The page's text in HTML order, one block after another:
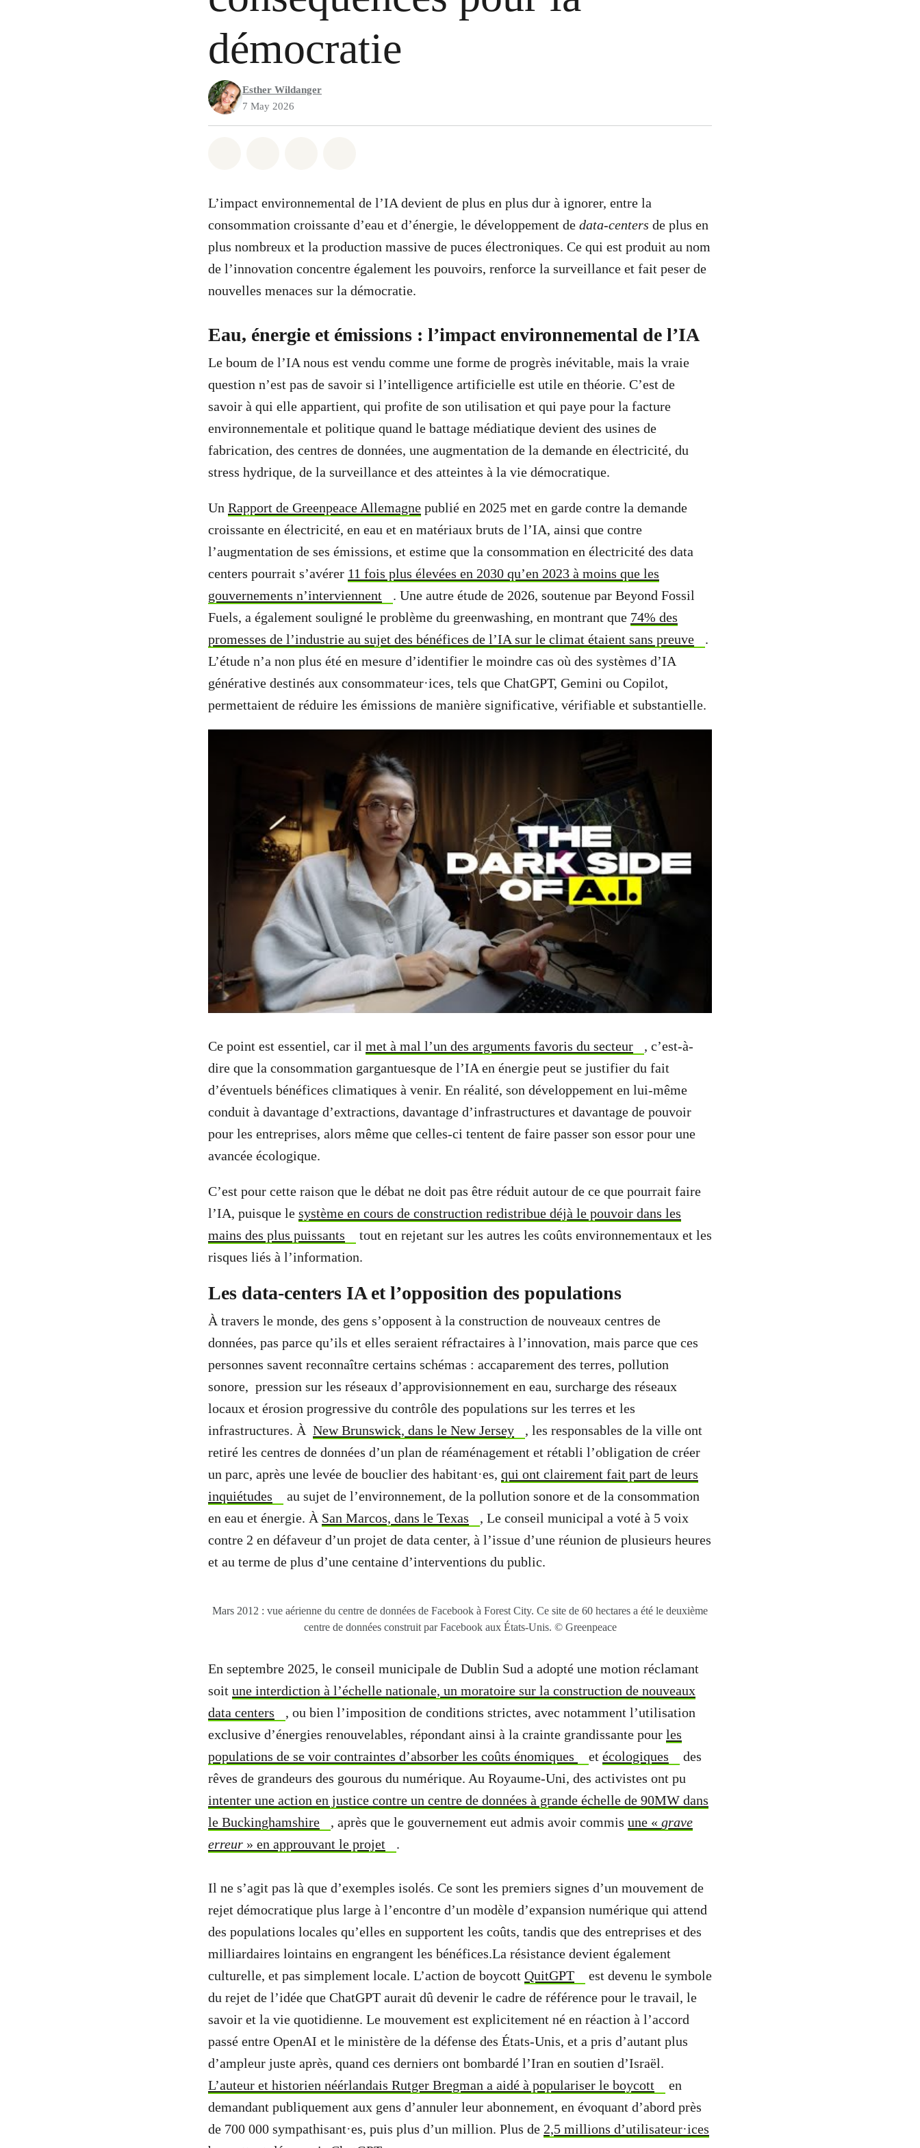
démocratie
Esther Wildanger
7 May 2026
L’impact environnemental de l’IA devient de plus en plus dur à ignorer, entre la
consommation croissante d’eau et d’énergie, le développement de data-centers de plus en
plus nombreux et la production massive de puces électroniques. Ce qui est produit au nom
de l’innovation concentre également les pouvoirs, renforce la surveillance et fait peser de
nouvelles menaces sur la démocratie.
Eau, énergie et émissions : l’impact environnemental de l’IA
Le boum de l’IA nous est vendu comme une forme de progrès inévitable, mais la vraie
question n’est pas de savoir si l’intelligence artificielle est utile en théorie. C’est de
savoir à qui elle appartient, qui profite de son utilisation et qui paye pour la facture
environnementale et politique quand le battage médiatique devient des usines de
fabrication, des centres de données, une augmentation de la demande en électricité, du
stress hydrique, de la surveillance et des atteintes à la vie démocratique.
Un Rapport de Greenpeace Allemagne publié en 2025 met en garde contre la demande
croissante en électricité, en eau et en matériaux bruts de l’IA, ainsi que contre
l’augmentation de ses émissions, et estime que la consommation en électricité des data
centers pourrait s’avérer 11 fois plus élevées en 2030 qu’en 2023 à moins que les
gouvernements n’interviennent
. Une autre étude de 2026, soutenue par Beyond Fossil
Fuels, a également souligné le problème du greenwashing, en montrant que 74% des
promesses de l’industrie au sujet des bénéfices de l’IA sur le climat étaient sans preuve
.
L’étude n’a non plus été en mesure d’identifier le moindre cas où des systèmes d’IA
générative destinés aux consommateur·ices, tels que ChatGPT, Gemini ou Copilot,
permettaient de réduire les émissions de manière significative, vérifiable et substantielle.
Ce point est essentiel, car il met à mal l’un des arguments favoris du secteur
, c’est-à-
dire que la consommation gargantuesque de l’IA en énergie peut se justifier du fait
d’éventuels bénéfices climatiques à venir. En réalité, son développement en lui-même
conduit à davantage d’extractions, davantage d’infrastructures et davantage de pouvoir
pour les entreprises, alors même que celles-ci tentent de faire passer son essor pour une
avancée écologique.
C’est pour cette raison que le débat ne doit pas être réduit autour de ce que pourrait faire
l’IA, puisque le système en cours de construction redistribue déjà le pouvoir dans les
mains des plus puissants
tout en rejetant sur les autres les coûts environnementaux et les
risques liés à l’information.
Les data-centers IA et l’opposition des populations
À travers le monde, des gens s’opposent à la construction de nouveaux centres de
données, pas parce qu’ils et elles seraient réfractaires à l’innovation, mais parce que ces
personnes savent reconnaître certains schémas : accaparement des terres, pollution
sonore, pression sur les réseaux d’approvisionnement en eau, surcharge des réseaux
locaux et érosion progressive du contrôle des populations sur les terres et les
infrastructures. À New Brunswick, dans le New Jersey
, les responsables de la ville ont
retiré les centres de données d’un plan de réaménagement et rétabli l’obligation de créer
un parc, après une levée de bouclier des habitant·es, qui ont clairement fait part de leurs
inquiétudes
au sujet de l’environnement, de la pollution sonore et de la consommation
en eau et énergie. À San Marcos, dans le Texas
, Le conseil municipal a voté à 5 voix
contre 2 en défaveur d’un projet de data center, à l’issue d’une réunion de plusieurs heures
et au terme de plus d’une centaine d’interventions du public.
Mars 2012 : vue aérienne du centre de données de Facebook à Forest City. Ce site de 60 hectares a été le deuxième
centre de données construit par Facebook aux États-Unis. © Greenpeace
En septembre 2025, le conseil municipale de Dublin Sud a adopté une motion réclamant
soit une interdiction à l’échelle nationale, un moratoire sur la construction de nouveaux
data centers
, ou bien l’imposition de conditions strictes, avec notamment l’utilisation
exclusive d’énergies renouvelables, répondant ainsi à la crainte grandissante pour les
populations de se voir contraintes d’absorber les coûts énomiques
et écologiques
des
rêves de grandeurs des gourous du numérique. Au Royaume-Uni, des activistes ont pu
intenter une action en justice contre un centre de données à grande échelle de 90MW dans
le Buckinghamshire
, après que le gouvernement eut admis avoir commis une « grave
erreur » en approuvant le projet .
Il ne s’agit pas là que d’exemples isolés. Ce sont les premiers signes d’un mouvement de
rejet démocratique plus large à l’encontre d’un modèle d’expansion numérique qui attend
des populations locales qu’elles en supportent les coûts, tandis que des entreprises et des
milliardaires lointains en engrangent les bénéfices.La résistance devient également
culturelle, et pas simplement locale. L’action de boycott QuitGPT
est devenu le symbole
du rejet de l’idée que ChatGPT aurait dû devenir le cadre de référence pour le travail, le
savoir et la vie quotidienne. Le mouvement est explicitement né en réaction à l’accord
passé entre OpenAI et le ministère de la défense des États-Unis, et a pris d’autant plus
d’ampleur juste après, quand ces derniers ont bombardé l’Iran en soutien d’Israël.
L’auteur et historien néérlandais Rutger Bregman a aidé à populariser le boycott
en
demandant publiquement aux gens d’annuler leur abonnement, en évoquant d’abord près
de 700 000 sympathisant·es, puis plus d’un million. Plus de 2,5 millions d’utilisateur·ices